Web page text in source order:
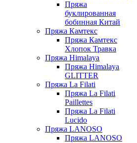
Пряжа
буклированная
бобинная Китай
Пряжа Камтекс
Пряжа Камтекс
Хлопок Травка
Пряжа Himalaya
Пряжа Himalaya
GLITTER
Пряжа La Filati
Пряжа La Filati
Paillettes
Пряжа La Filati
Lucido
Пряжа LANOSO
Пряжа LANOSO